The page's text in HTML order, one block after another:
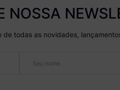
NOSSA
de todas as novidades,